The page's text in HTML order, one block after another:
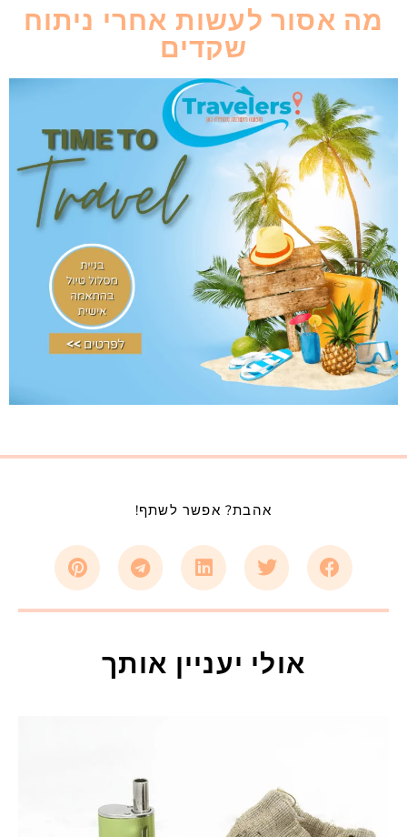
מה אסור לעשות אחרי ניתוח
שקדים
אהבת? אפשר לשתף!
אולי יעניין אותך